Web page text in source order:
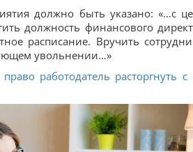
должно быть указано: «…с
должность финансового
расписание. Вручить
увольнении…»
работодатель расторгнуть